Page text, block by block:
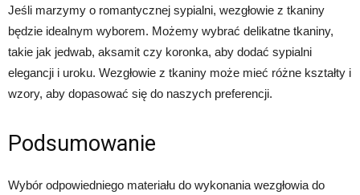
Jeśli marzymy o romantycznej sypialni, wezgłowie z tkaniny
będzie idealnym wyborem. Możemy wybrać delikatne tkaniny,
takie jak jedwab, aksamit czy koronka, aby dodać sypialni
elegancji i uroku. Wezgłowie z tkaniny może mieć różne kształty i
wzory, aby dopasować się do naszych preferencji.
Podsumowanie
Wybór odpowiedniego materiału do wykonania wezgłowia do